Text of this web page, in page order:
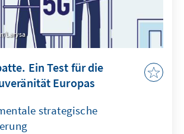
Larysa
Ein Test für die
Europas
strategische